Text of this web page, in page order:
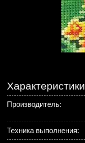
Характеристики
Производитель:
Техника выполнения: